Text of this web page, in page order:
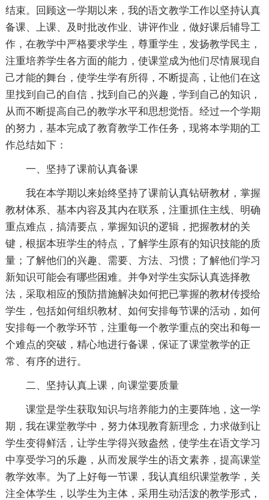
结束。回顾这一学期以来，我的语文教学工作以坚持认真
备课、上课、及时批改作业、讲评作业，做好课后辅导工
作，在教学中严格要求学生，尊重学生，发扬教学民主，
注重培养学生各方面的能力，使课堂成为他们尽情展现自
己才能的舞台，使学生学有所得，不断提高，让他们在这
里找到自己的自信，找到自己的兴趣，学到自己的知识，
从而不断提高自己的教学水平和思想觉悟。经过一个学期
的努力，基本完成了教育教学工作任务，现将本学期的工
作总结如下：
一、坚持了课前认真备课
我在本学期以来始终坚持了课前认真钻研教材，掌握
教材体系、基本内容及其内在联系，注重抓住主线、明确
重点难点，搞清要点，掌握知识的逻辑，把握教材的关
键，根据本班学生的特点，了解学生原有的知识技能的质
量；了解他们的兴趣、需要、方法、习惯；了解他们学习
新知识可能会有哪些困难。并争对学生实际认真选择教
法，采取相应的预防措施解决如何把已掌握的教材传授给
学生，包括如何组织教材、如何安排每节课的活动，如何
安排每一个教学环节，注重每一个教学重点的突出和每一
个难点的突破，精心地进行备课，保证了课堂教学的正
常、有序的进行。
二、坚持认真上课，向课堂要质量
课堂是学生获取知识与培养能力的主要阵地，这一学
期，我在课堂教学中，努力体现教育新理念，力求做到让
学生变得鲜活，让学生学得兴致盎然，使学生在语文学习
中享受学习的乐趣，从而发展学生的语文素养，提高课堂
教学效率。为了上好每一节课，我认真组织课堂教学，关
注全体学生，以学生为主体，采用生动活泼的教学形式，